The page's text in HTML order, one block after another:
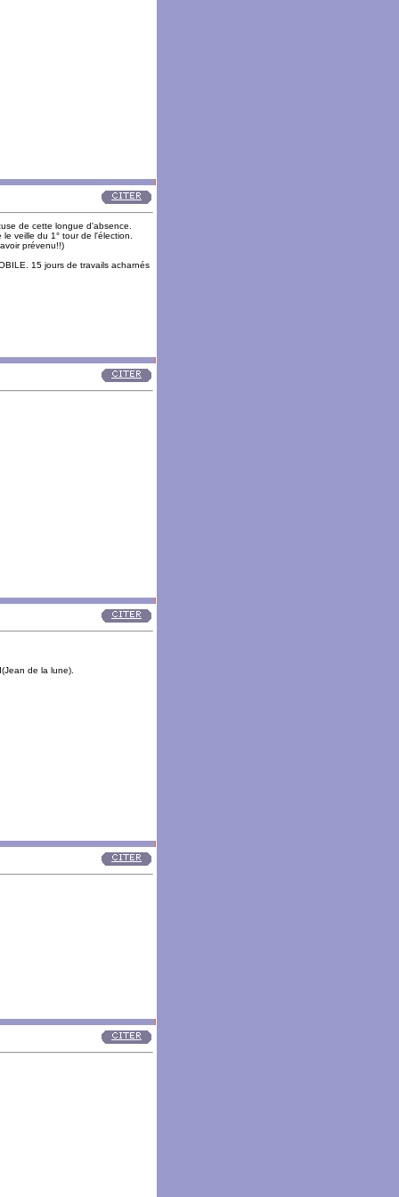
de cette longue d'absence.
veille du 1° tour de l'élection.
prévenu!!)
15 jours de travails acharnés
de la lune).